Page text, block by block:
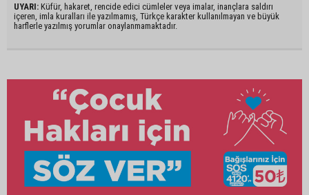
UYARI: Küfür, hakaret, rencide edici cümleler veya imalar, inançlara saldırı
içeren, imla kuralları ile yazılmamış, Türkçe karakter kullanılmayan ve büyük
harflerle yazılmış yorumlar onaylanmamaktadır.